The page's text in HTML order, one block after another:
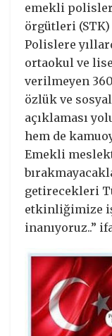
emekli
örgütleri (STK)
Polislere
ortaokul ve
verilmeyen
özlük ve
açıklaması
hem de
Emekli
getirecekleri
etkinliğimize
inanıyoruz..”